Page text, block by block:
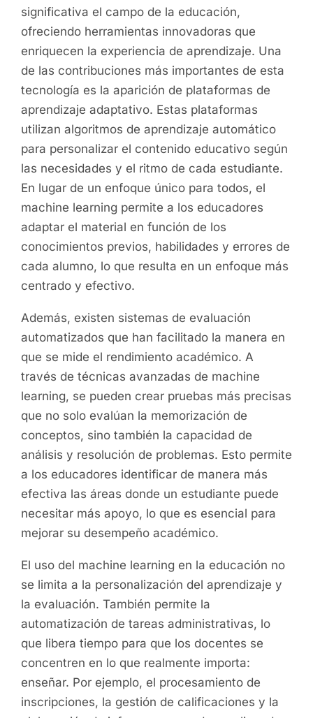
significativa el campo de la educación,
ofreciendo herramientas innovadoras que
enriquecen la experiencia de aprendizaje. Una
de las contribuciones más importantes de esta
tecnología es la aparición de plataformas de
aprendizaje adaptativo. Estas plataformas
utilizan algoritmos de aprendizaje automático
para personalizar el contenido educativo según
las necesidades y el ritmo de cada estudiante.
En lugar de un enfoque único para todos, el
machine learning permite a los educadores
adaptar el material en función de los
conocimientos previos, habilidades y errores de
cada alumno, lo que resulta en un enfoque más
centrado y efectivo.
Además, existen sistemas de evaluación
automatizados que han facilitado la manera en
que se mide el rendimiento académico. A
través de técnicas avanzadas de machine
learning, se pueden crear pruebas más precisas
que no solo evalúan la memorización de
conceptos, sino también la capacidad de
análisis y resolución de problemas. Esto permite
a los educadores identificar de manera más
efectiva las áreas donde un estudiante puede
necesitar más apoyo, lo que es esencial para
mejorar su desempeño académico.
El uso del machine learning en la educación no
se limita a la personalización del aprendizaje y
la evaluación. También permite la
automatización de tareas administrativas, lo
que libera tiempo para que los docentes se
concentren en lo que realmente importa:
enseñar. Por ejemplo, el procesamiento de
inscripciones, la gestión de calificaciones y la